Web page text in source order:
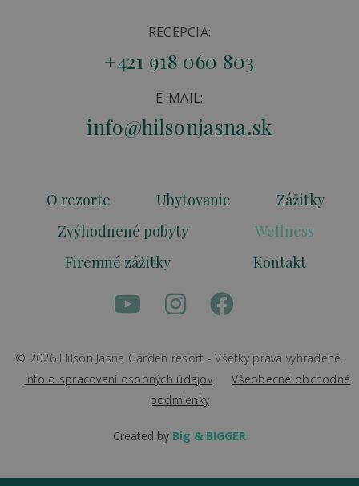
RECEPCIA:
+421 918 060 803
E-MAIL:
info@hilsonjasna.sk
O rezorte Ubytovanie
Zážitky
Zvýhodnené pobyty
Wellness
Firemné zážitky
Kontakt
© 2026 Hilson Jasna Garden resort - Všetky práva vyhradené.
Info o spracovaní osobných údajov
Všeobecné obchodné
podmienky
Created by Big & BIGGER